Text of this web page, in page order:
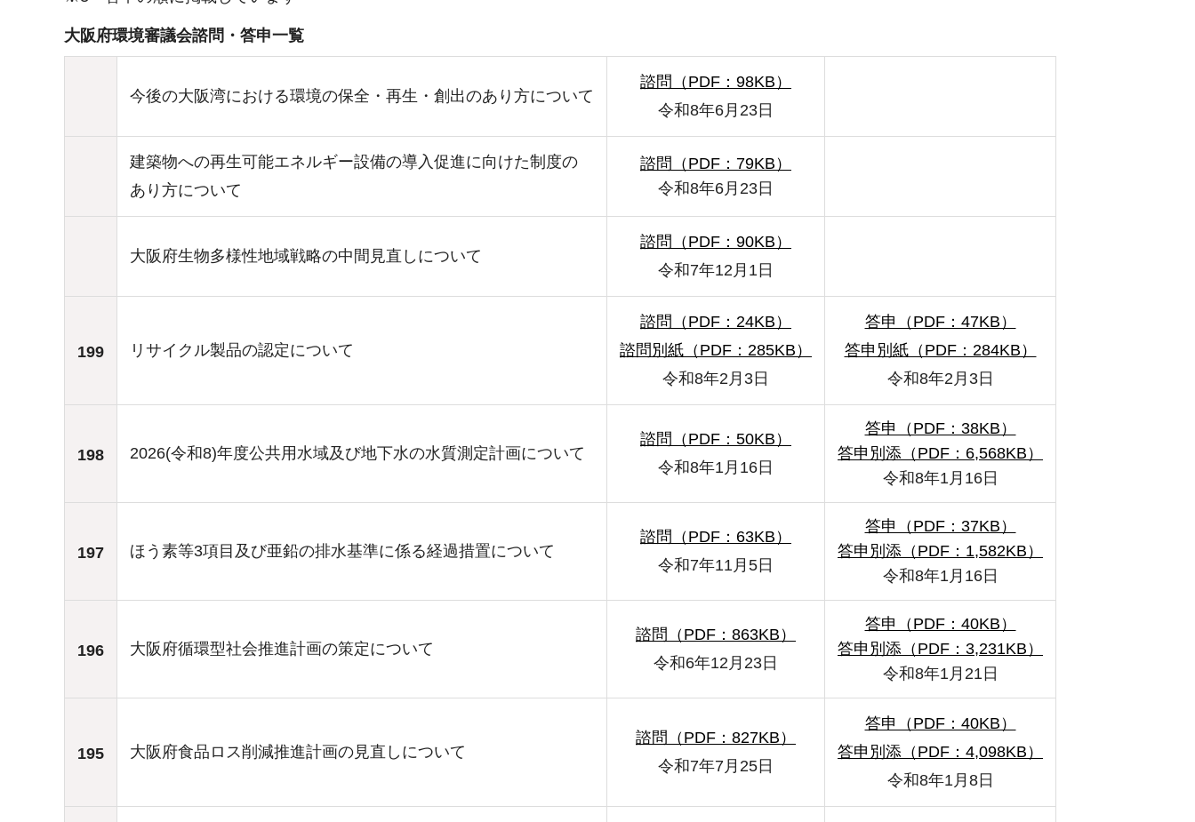
大阪府環境審議会諮問・答申一覧
今後の大阪湾における環境の保全・再生・創出のあり方について
諮問（PDF：98KB）
令和8年6月23日
建築物への再生可能エネルギー設備の導入促進に向けた制度の
あり方について
諮問（PDF：79KB）
令和8年6月23日
大阪府生物多様性地域戦略の中間見直しについて
諮問（PDF：90KB）
令和7年12月1日
199 リサイクル製品の認定について
諮問（PDF：24KB）
諮問別紙（PDF：285KB）
令和8年2月3日
答申（PDF：47KB）
答申別紙（PDF：284KB）
令和8年2月3日
198 2026(令和8)年度公共用水域及び地下水の水質測定計画について
諮問（PDF：50KB）
令和8年1月16日
答申（PDF：38KB）
答申別添（PDF：6,568KB）
令和8年1月16日
197 ほう素等3項目及び亜鉛の排水基準に係る経過措置について
諮問（PDF：63KB）
令和7年11月5日
答申（PDF：37KB）
答申別添（PDF：1,582KB）
令和8年1月16日
196 大阪府循環型社会推進計画の策定について
諮問（PDF：863KB）
令和6年12月23日
答申（PDF：40KB）
答申別添（PDF：3,231KB）
令和8年1月21日
195 大阪府食品ロス削減推進計画の見直しについて
諮問（PDF：827KB）
令和7年7月25日
答申（PDF：40KB）
答申別添（PDF：4,098KB）
令和8年1月8日